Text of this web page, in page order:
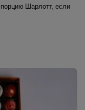
Шарлотт, если